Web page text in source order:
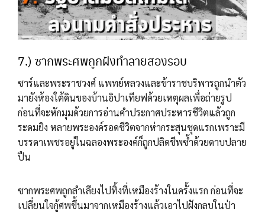
7.) ซากพระศพถูกฝังทำลายสองรอบ
ซาร์และพระราชวงศ์ แพทย์หลวงและข้าราชบริพารถูกนำตัว
มายังห้องใต้ดินของบ้านอิปาเทียฟด้วยเหตุผลเพื่อถ่ายรูป
ก่อนที่จะหักมุมด้วยการอ่านคำประกาศประหารชีวิตแล้วถูก
ระดมยิง หลายพระองค์รอดชีวิตจากห่ากระสุนชุดแรกเพราะมี
บรรดาเพชรอยู่ในฉลองพระองค์ก็ถูกปลิดชีพซ้ำด้วยดาบปลาย
ปืน
ซากพระศพถูกลำเลียงไปทิ้งที่เหมืองร้างในครั้งแรก ก่อนที่จะ
เปลี่ยนใจกู้ศพขึ้นมาจากเหมืองร้างแล้วเอาไปฝังกลบในป่า